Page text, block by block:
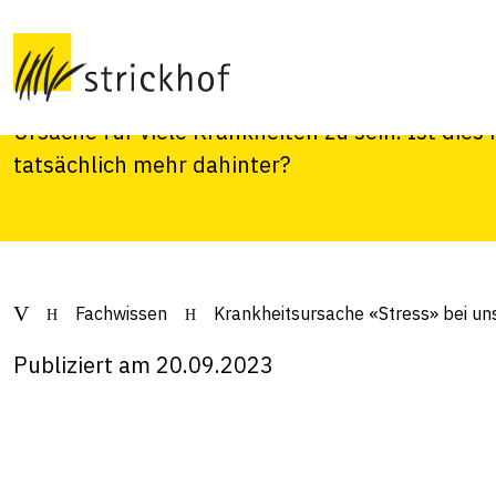
unseren Tieren
Ist Stress tatsächlich mehr als nur
Ursache für viele Krankheiten zu sein. Ist
tatsächlich mehr dahinter?
Fachwissen Krankheitsursache «Stress» bei
Publiziert am 20.09.2023